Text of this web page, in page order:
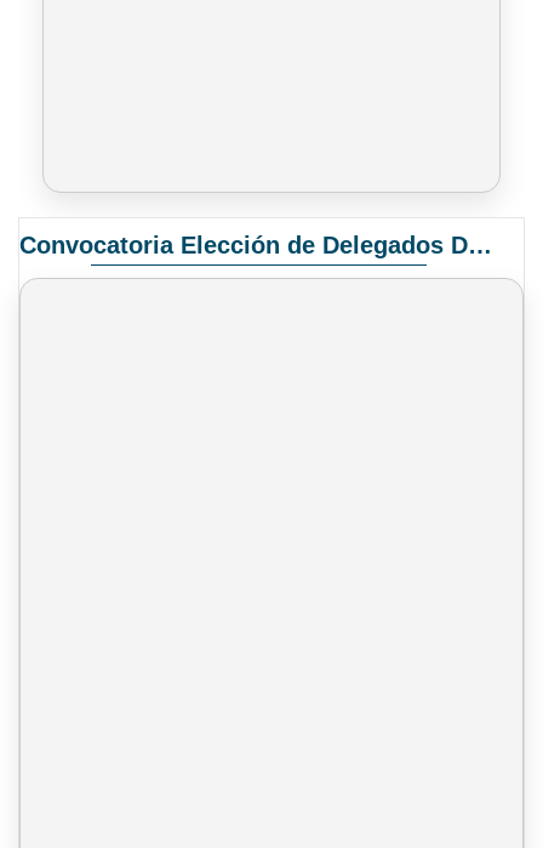
Convocatoria Elección de Delegados Docentes para el XIV Congreso Nacional de Universidades